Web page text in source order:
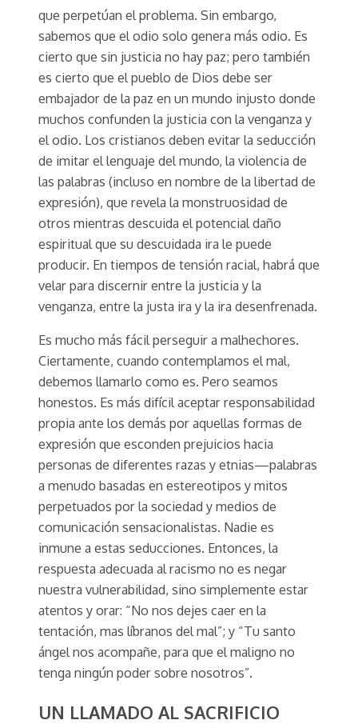
que perpetúan el problema. Sin embargo,
sabemos que el odio solo genera más odio. Es
cierto que sin justicia no hay paz; pero también
es cierto que el pueblo de Dios debe ser
embajador de la paz en un mundo injusto donde
muchos confunden la justicia con la venganza y
el odio. Los cristianos deben evitar la seducción
de imitar el lenguaje del mundo, la violencia de
las palabras (incluso en nombre de la libertad de
expresión), que revela la monstruosidad de
otros mientras descuida el potencial daño
espiritual que su descuidada ira le puede
producir. En tiempos de tensión racial, habrá que
velar para discernir entre la justicia y la
venganza, entre la justa ira y la ira desenfrenada.
Es mucho más fácil perseguir a malhechores.
Ciertamente, cuando contemplamos el mal,
debemos llamarlo como es. Pero seamos
honestos. Es más difícil aceptar responsabilidad
propia ante los demás por aquellas formas de
expresión que esconden prejuicios hacia
personas de diferentes razas y etnias—palabras
a menudo basadas en estereotipos y mitos
perpetuados por la sociedad y medios de
comunicación sensacionalistas. Nadie es
inmune a estas seducciones. Entonces, la
respuesta adecuada al racismo no es negar
nuestra vulnerabilidad, sino simplemente estar
atentos y orar: “No nos dejes caer en la
tentación, mas líbranos del mal”; y “Tu santo
ángel nos acompañe, para que el maligno no
tenga ningún poder sobre nosotros”.
UN LLAMADO AL SACRIFICIO